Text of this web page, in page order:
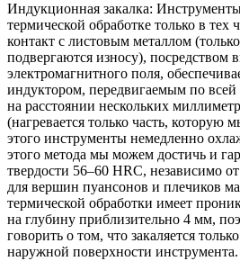
Индукционная закалка:
термической обработке только в тех
контакт с листовым металлом
подвергаются износу), посредством
электромагнитного поля,
индуктором, передвигаемым по всей
на расстоянии нескольких
(нагревается только часть, которую
этого инструменты немедленно
этого метода мы можем достичь и
твердости 56–60 HRC, независимо
для вершин пуансонов и плечиков
термической обработки имеет
на глубину приблизительно 4 мм,
говорить о том, что закаляется
наружной поверхности инструмента.